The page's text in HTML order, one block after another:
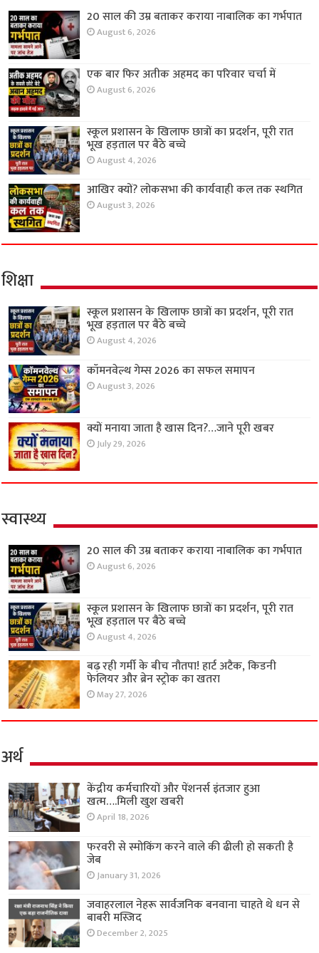
20 साल की उम्र बताकर कराया नाबालिक का गर्भपात
August 6, 2026
एक बार फिर अतीक अहमद का परिवार चर्चा में
August 6, 2026
स्कूल प्रशासन के खिलाफ छात्रों का प्रदर्शन, पूरी रात
भूख हड़ताल पर बैठे बच्चे
August 4, 2026
आखिर क्यों? लोकसभा की कार्यवाही कल तक स्थगित
August 3, 2026
शिक्षा
स्कूल प्रशासन के खिलाफ छात्रों का प्रदर्शन, पूरी रात
भूख हड़ताल पर बैठे बच्चे
August 4, 2026
कॉमनवेल्थ गेम्स 2026 का सफल समापन
August 3, 2026
क्यों मनाया जाता है खास दिन?…जाने पूरी खबर
July 29, 2026
स्वास्थ्य
20 साल की उम्र बताकर कराया नाबालिक का गर्भपात
August 6, 2026
स्कूल प्रशासन के खिलाफ छात्रों का प्रदर्शन, पूरी रात
भूख हड़ताल पर बैठे बच्चे
August 4, 2026
बढ़ रही गर्मी के बीच नौतपा! हार्ट अटैक, किडनी
फेलियर और ब्रेन स्ट्रोक का खतरा
May 27, 2026
अर्थ
केंद्रीय कर्मचारियों और पेंशनर्स इंतजार हुआ
खत्म….मिली खुश खबरी
April 18, 2026
फरवरी से स्मोकिंग करने वाले की ढीली हो सकती है
जेब
January 31, 2026
जवाहरलाल नेहरू सार्वजनिक बनवाना चाहते थे धन से
बाबरी मस्जिद
December 2, 2025